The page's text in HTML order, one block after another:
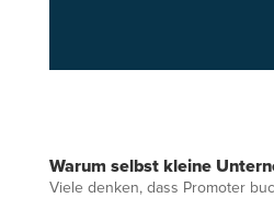
Warum selbst kleine
Viele denken, dass Promoter